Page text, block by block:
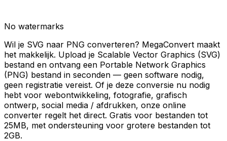
No watermarks
Wil je SVG naar PNG converteren? MegaConvert maakt
het makkelijk. Upload je Scalable Vector Graphics (SVG)
bestand en ontvang een Portable Network Graphics
(PNG) bestand in seconden — geen software nodig,
geen registratie vereist. Of je deze conversie nu nodig
hebt voor webontwikkeling, fotografie, grafisch
ontwerp, social media / afdrukken, onze online
converter regelt het direct. Gratis voor bestanden tot
25MB, met ondersteuning voor grotere bestanden tot
2GB.